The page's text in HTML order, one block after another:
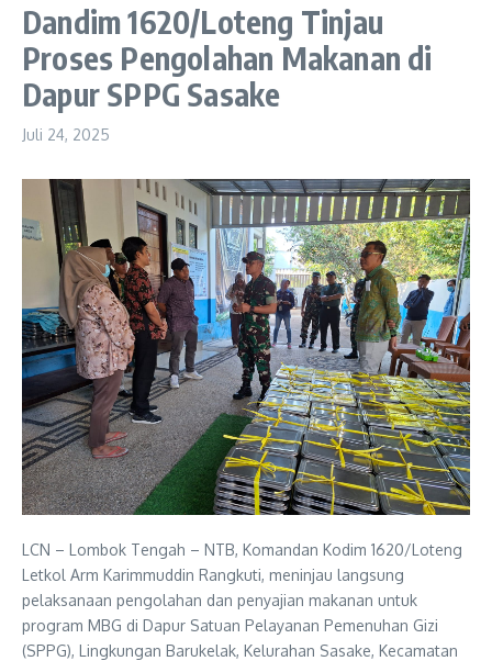
Dandim 1620/Loteng Tinjau
Proses Pengolahan Makanan di
Dapur SPPG Sasake
Juli 24, 2025
LCN – Lombok Tengah – NTB, Komandan Kodim 1620/Loteng
Letkol Arm Karimmuddin Rangkuti, meninjau langsung
pelaksanaan pengolahan dan penyajian makanan untuk
program MBG di Dapur Satuan Pelayanan Pemenuhan Gizi
(SPPG), Lingkungan Barukelak, Kelurahan Sasake, Kecamatan